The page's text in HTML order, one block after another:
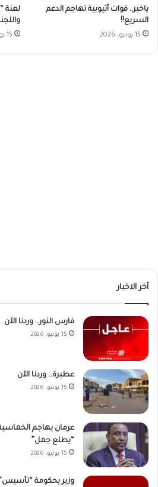
ياخبر.. قوات أثيوبية تهاجم الدعم
السريع!!
15 يونيو، 2026
لعنة
15 يونيو، 2026
أخر الاخبار
فارس النور… وردنا الآن
15 يونيو، 2026
عطبرة… وردنا الآن
15 يونيو، 2026
عرمان يهاجم
“يطلع جمل”
15 يونيو، 2026
وزير بحكومة